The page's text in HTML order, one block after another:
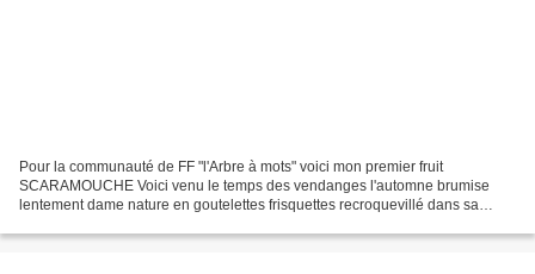
Pour la communauté de FF "l'Arbre à mots" voici mon premier fruit
SCARAMOUCHE Voici venu le temps des vendanges l'automne brumise
lentement dame nature en goutelettes frisquettes recroquevillé dans sa